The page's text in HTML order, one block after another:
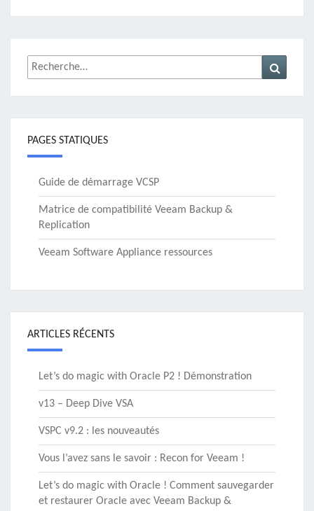
Rechercher :
PAGES STATIQUES
Guide de démarrage VCSP
Matrice de compatibilité Veeam Backup &
Replication
Veeam Software Appliance ressources
ARTICLES RÉCENTS
Let’s do magic with Oracle P2 ! Démonstration
v13 – Deep Dive VSA
VSPC v9.2 : les nouveautés
Vous l’avez sans le savoir : Recon for Veeam !
Let’s do magic with Oracle ! Comment sauvegarder
et restaurer Oracle avec Veeam Backup &